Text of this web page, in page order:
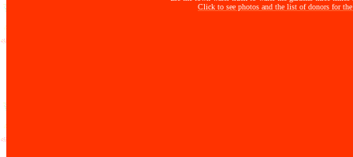
Click to see photos and the list of donors for